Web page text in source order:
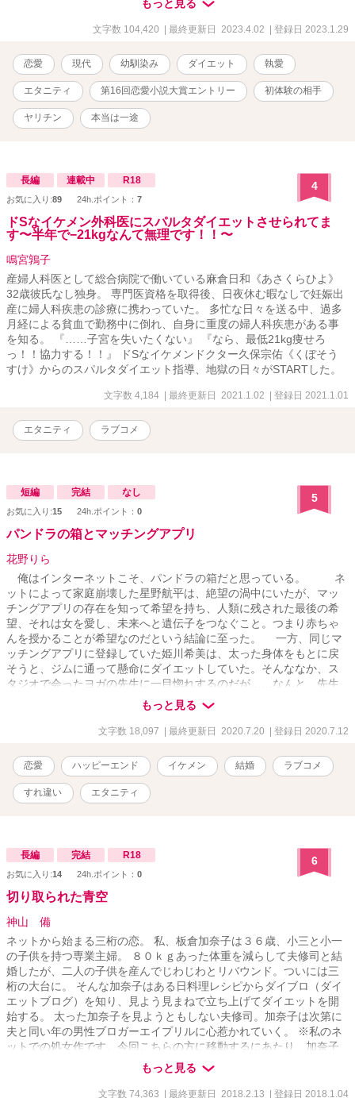
もっと見る
文字数 104,420 | 最終更新日 2023.4.02 | 登録日 2023.1.29
恋愛 現代 幼馴染み ダイエット 執愛
エタニティ 第16回恋愛小説大賞エントリー 初体験の相手
ヤリチン 本当は一途
長編 連載中 R18
お気に入り:89 24h.ポイント： 7
4
ドSなイケメン外科医にスパルタダイエットさせられてま
す〜半年で−21kgなんて無理です！！〜
鳴宮鶉子
産婦人科医として総合病院で働いている麻倉日和《あさくらひよ》
32歳彼氏なし独身。 専門医資格を取得後、日夜休む暇なしで妊娠出
産に婦人科疾患の診療に携わっていた。 多忙な日々を送る中、過多
月経による貧血で勤務中に倒れ、自身に重度の婦人科疾患がある事
を知る。 『……子宮を失いたくない』 『なら、最低21kg痩せろ
っ！！協力する！！』 ドSなイケメンドクター久保宗佑《くぼそう
すけ》からのスパルタダイエット指導、地獄の日々がSTARTした。
文字数 4,184 | 最終更新日 2021.1.02 | 登録日 2021.1.01
エタニティ ラブコメ
短編 完結 なし
お気に入り:15 24h.ポイント： 0
5
パンドラの箱とマッチングアプリ
花野りら
俺はインターネットこそ、パンドラの箱だと思っている。 ネ
ットによって家庭崩壊した星野航平は、絶望の渦中にいたが、マッ
チングアプリの存在を知って希望を持ち、人類に残された最後の希
望、それは女を愛し、未来へと遺伝子をつなぐこと。つまり赤ちゃ
んを授かることが希望なのだという結論に至った。 一方、同じマ
ッチングアプリに登録していた姫川希美は、太った身体をもとに戻
そうと、ジムに通って懸命にダイエットしていた。そんななか、ス
タジオで会ったヨガの先生に一目惚れするのだが……なんと、先生
とはマッチングアプリのなかでつながっていた！ この物語は、
仮想現実で知り合った男と女の、絶望から始まるラブストーリーで
もっと見る
文字数 18,097 | 最終更新日 2020.7.20 | 登録日 2020.7.12
恋愛 ハッピーエンド イケメン 結婚 ラブコメ
すれ違い エタニティ
長編 完結 R18
お気に入り:14 24h.ポイント： 0
6
切り取られた青空
神山 備
ネットから始まる三桁の恋。 私、板倉加奈子は３６歳、小三と小一
の子供を持つ専業主婦。 ８０ｋｇあった体重を減らして夫修司と結
婚したが、二人の子供を産んでじわじわとリバウンド。ついには三
桁の大台に。 そんな加奈子はある日料理レシピからダイブロ（ダイ
エットブログ）を知り、見よう見まねで立ち上げてダイエットを開
始する。 太った加奈子を見ようともしない夫修司。加奈子は次第に
夫と同い年の男性ブロガーエイプリルに心惹かれていく。 ※私のネ
ットでの処女作です。今回こちらの方に移動するにあたり、加奈子
編と亮平編を章立てで一つにまとめることにしました。
もっと見る
文字数 74,363 | 最終更新日 2018.2.13 | 登録日 2018.1.04